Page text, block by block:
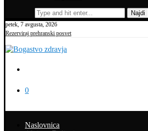
Najdi
petek, 7 avgusta, 2026
Rezerviraj prehranski posvet
0
Naslovnica